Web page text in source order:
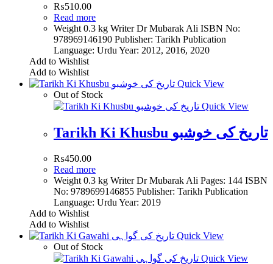
₨510.00
Read more
Weight 0.3 kg Writer Dr Mubarak Ali ISBN No:
978969146190 Publisher: Tarikh Publication
Language: Urdu Year: 2012, 2016, 2020
Add to Wishlist
Add to Wishlist
Quick View
Out of Stock
Quick View
Tarikh Ki Khusbu تاریخ کی خوشبو
₨450.00
Read more
Weight 0.3 kg Writer Dr Mubarak Ali Pages: 144 ISBN
No: 9789699146855 Publisher: Tarikh Publication
Language: Urdu Year: 2019
Add to Wishlist
Add to Wishlist
Quick View
Out of Stock
Quick View